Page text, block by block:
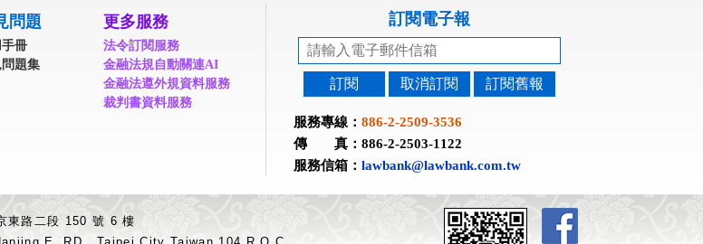
問題
冊
題集
更多服務
法令訂閱服務
金融法規自動關連AI
金融法遵外規資料服務
裁判書資料服務
訂閱電子報
訂閱 取消訂閱 訂閱舊報
服務專線： 886-2-2509-3536
傳 真：886-2-2503-1122
服務信箱： lawbank@lawbank.com.tw
東路二段 150 號 6 樓